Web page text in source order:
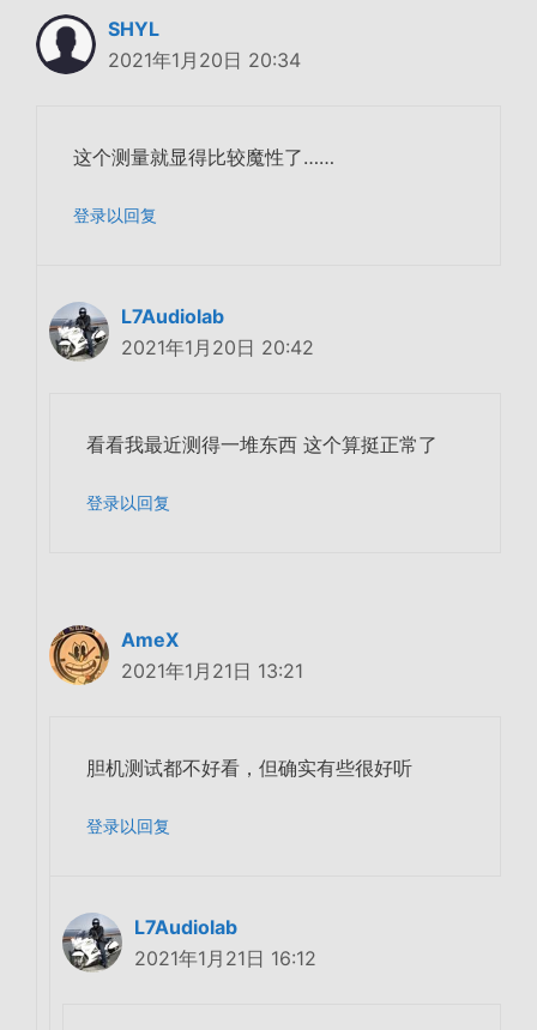
SHYL
2021年1月20日 20:34
这个测量就显得比较魔性了……
登录以回复
L7Audiolab
2021年1月20日 20:42
看看我最近测得一堆东西 这个算挺正常了
登录以回复
AmeX
2021年1月21日 13:21
胆机测试都不好看，但确实有些很好听
登录以回复
L7Audiolab
2021年1月21日 16:12